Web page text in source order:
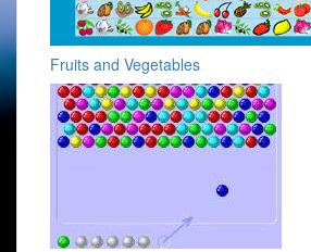
Fruits and Vegetables